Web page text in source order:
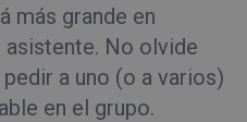
más grande en
No olvide
a uno (o a varios)
en el grupo.